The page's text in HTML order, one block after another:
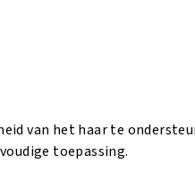
van het haar te
toepassing.